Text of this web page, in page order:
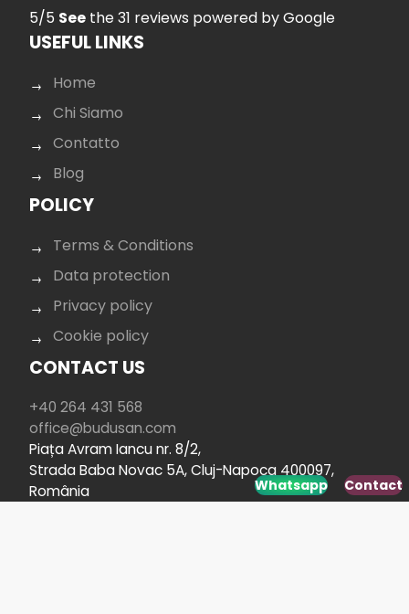
Whatsapp Contact
5/5 See the 31 reviews powered by Google
USEFUL LINKS
Home
Chi Siamo
Contatto
Blog
POLICY
Terms & Conditions
Data protection
Privacy policy
Cookie policy
CONTACT US
+40 264 431 568
office@budusan.com
Piața Avram Iancu nr. 8/2,
Strada Baba Novac 5A, Cluj-Napoca 400097,
România